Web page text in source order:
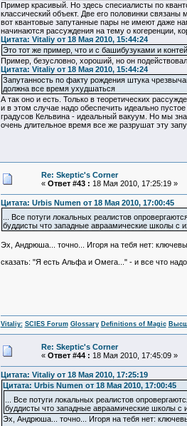
Пример красивый. Но здесь спесиалисты по
классический объект. Две его половинки
вот квантовые запутанные пары не имеют даже
начинаются рассуждения на тему о когеренции,
Цитата: Vitaliy от 18 Мая 2010, 15:44:24
Это тот же пример, что и с башибузуками и
Пример, безусловно, хороший, но он
Цитата: Vitaliy от 18 Мая 2010, 15:44:24
Запутанность по факту рождения штука
должна все время ухудшаться
А так оно и есть. Только в теоретических
и в этом случае надо обеспечить идеально
градусов Кельвина - идеальный вакуум. Но мы
очень длительное время все же разрушат эту
Re: Skeptic's Corner
« Ответ #43 : 18 Мая 2010, 17:25:19 »
Цитата: Urbis Numen от 18 Мая 2010, 17:00:45
... Все потуги локальных реалистов
буддисты что западные авраамические школы с
Эх, Андрюша... точно... Игоря на тебя нет:
сказать: "Я есть Альфа и Омега..." - и все что
Vitaliy: SCIES Forum Glossary Definitions of Magic
Re: Skeptic's Corner
« Ответ #44 : 18 Мая 2010, 17:45:09 »
Цитата: Vitaliy от 18 Мая 2010, 17:25:19
Цитата: Urbis Numen от 18 Мая 2010, 17:00:45
... Все потуги локальных реалистов
буддисты что западные авраамические школы
Эх, Андрюша... точно... Игоря на тебя нет: